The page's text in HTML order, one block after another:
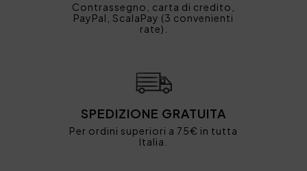
Contrassegno, carta di credito,
PayPal, ScalaPay (3 convenienti
rate).
SPEDIZIONE GRATUITA
Per ordini superiori a 75€ in tutta
Italia.